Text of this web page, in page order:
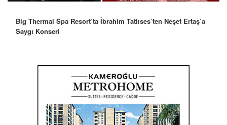
Robbie Williams’tan İstanbul’a Mesaj: “Unutulmaz Bir Gece
Olacak”